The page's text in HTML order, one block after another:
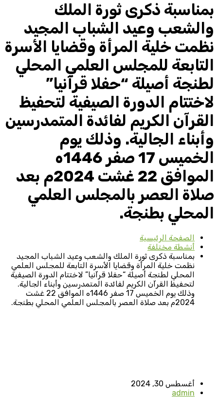
بمناسبة ذكرى ثورة الملك
والشعب وعيد الشباب المجيد
نظمت خلية المرأة وقضايا الأسرة
التابعة للمجلس العلمي المحلي
لطنجة أصيلة “حفلا قرآنيا”
لاختتام الدورة الصيفية لتحفيظ
القرآن الكريم لفائدة المتمدرسين
وأبناء الجالية. وذلك يوم
الخميس 17 صفر 1446ه
الموافق 22 غشت 2024م بعد
صلاة العصر بالمجلس العلمي
المحلي بطنجة.
الصفحة الرئيسية
أنشطة مختلفة
بمناسبة ذكرى ثورة الملك والشعب وعيد الشباب المجيد
نظمت خلية المرأة وقضايا الأسرة التابعة للمجلس العلمي
المحلي لطنجة أصيلة “حفلا قرآنيا” لاختتام الدورة الصيفية
لتحفيظ القرآن الكريم لفائدة المتمدرسين وأبناء الجالية.
وذلك يوم الخميس 17 صفر 1446ه الموافق 22 غشت
2024م بعد صلاة العصر بالمجلس العلمي المحلي بطنجة.
أغسطس 30, 2024
admin